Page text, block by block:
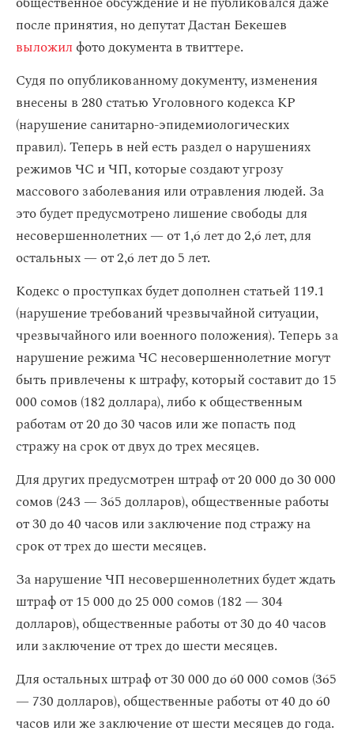
после принятия, но депутат Дастан Бекешев
выложил фото документа в твиттере.
Судя по опубликованному документу, изменения
внесены в 280 статью Уголовного кодекса КР
(нарушение санитарно-эпидемиологических
правил). Теперь в ней есть раздел о нарушениях
режимов ЧС и ЧП, которые создают угрозу
массового заболевания или отравления людей. За
это будет предусмотрено лишение свободы для
несовершеннолетних — от 1,6 лет до 2,6 лет, для
остальных — от 2,6 лет до 5 лет.
Кодекс о проступках будет дополнен статьей 119.1
(нарушение требований чрезвычайной ситуации,
чрезвычайного или военного положения). Теперь за
нарушение режима ЧС несовершеннолетние могут
быть привлечены к штрафу, который составит до 15
000 сомов (182 доллара), либо к общественным
работам от 20 до 30 часов или же попасть под
стражу на срок от двух до трех месяцев.
Для других предусмотрен штраф от 20 000 до 30 000
сомов (243 — 365 долларов), общественные работы
от 30 до 40 часов или заключение под стражу на
срок от трех до шести месяцев.
За нарушение ЧП несовершеннолетних будет ждать
штраф от 15 000 до 25 000 сомов (182 — 304
долларов), общественные работы от 30 до 40 часов
или заключение от трех до шести месяцев.
Для остальных штраф от 30 000 до 60 000 сомов (365
— 730 долларов), общественные работы от 40 до 60
часов или же заключение от шести месяцев до года.